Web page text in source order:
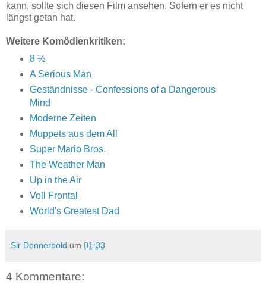
kann, sollte sich diesen Film ansehen. Sofern er es nicht
längst getan hat.
Weitere Komödienkritiken:
8 ½
A Serious Man
Geständnisse - Confessions of a Dangerous
Mind
Moderne Zeiten
Muppets aus dem All
Super Mario Bros.
The Weather Man
Up in the Air
Voll Frontal
World's Greatest Dad
Sir Donnerbold um 01:33
4 Kommentare: